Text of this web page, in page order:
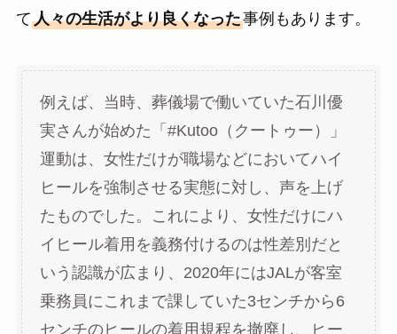
て人々の生活がより良くなった事例もあります。
例えば、当時、葬儀場で働いていた石川優
実さんが始めた「#Kutoo（クートゥー）」
運動は、女性だけが職場などにおいてハイ
ヒールを強制させる実態に対し、声を上げ
たものでした。これにより、女性だけにハ
イヒール着用を義務付けるのは性差別だと
いう認識が広まり、2020年にはJALが客室
乗務員にこれまで課していた3センチから6
センチのヒールの着用規程を撤廃し、ヒー